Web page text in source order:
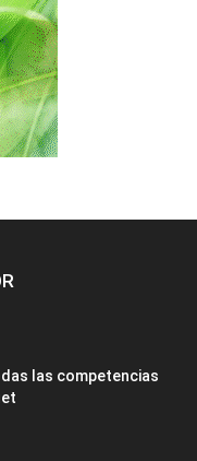
las competencias